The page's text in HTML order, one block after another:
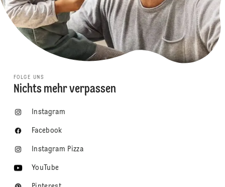
FOLGE UNS
Nichts mehr verpassen
Instagram
Facebook
Instagram Pizza
YouTube